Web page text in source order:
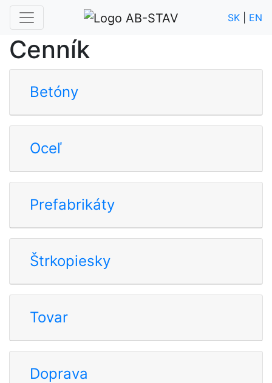
SK EN
Cenník
Betóny
Oceľ
Prefabrikáty
Štrkopiesky
Tovar
Doprava